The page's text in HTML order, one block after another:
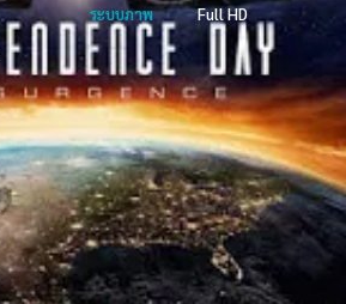
ระบบภาพ
Full HD